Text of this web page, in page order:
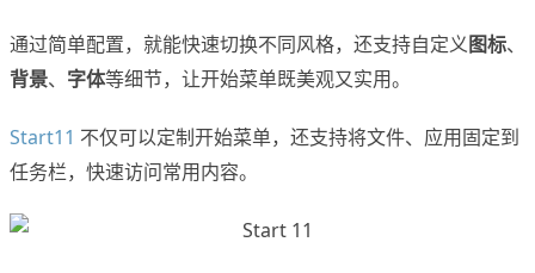
通过简单配置，就能快速切换不同风格，还支持自定义图标、
背景、 字体等细节，让开始菜单既美观又实用。
Start11 不仅可以定制开始菜单，还支持将文件、应用固定到
任务栏，快速访问常用内容。